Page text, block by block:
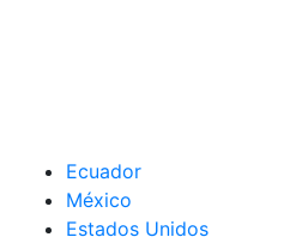
Ecuador
México
Estados Unidos